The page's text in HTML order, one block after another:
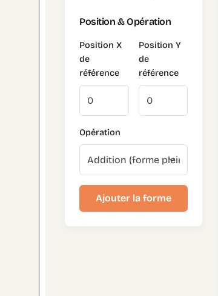
Position & Opération
Position X
de
référence
Position Y
de
référence
Opération
Ajouter la forme